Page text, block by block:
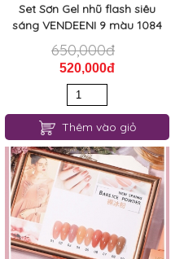
Set Sơn Gel nhũ flash siêu
sáng VENDEENI 9 màu 1084
650,000đ
520,000đ
Thêm vào giỏ